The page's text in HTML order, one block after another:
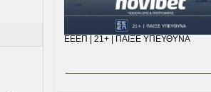
ΕΕΕΠ | 21+ | ΠΑΙΞΕ ΥΠΕΥΘΥΝΑ